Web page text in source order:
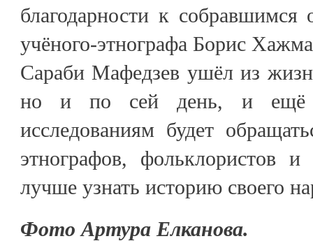
благодарности к собравшимся
учёного-этнографа Борис
Сараби Мафедзев ушёл из
но и по сей день, и ещё
исследованиям будет
этнографов, фольклористов
лучше узнать историю своего
Фото Артура Елканова.